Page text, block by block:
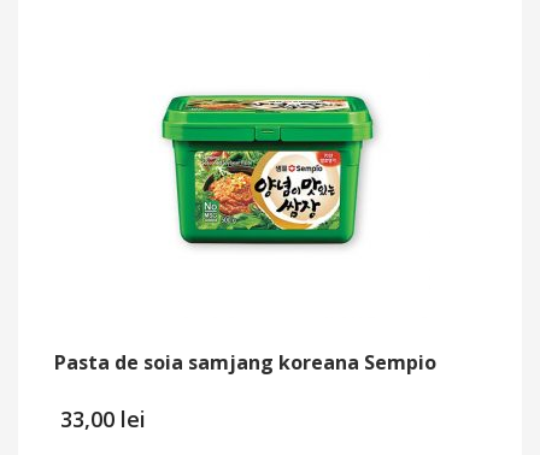
Pasta de soia samjang koreana Sempio
33,00 lei